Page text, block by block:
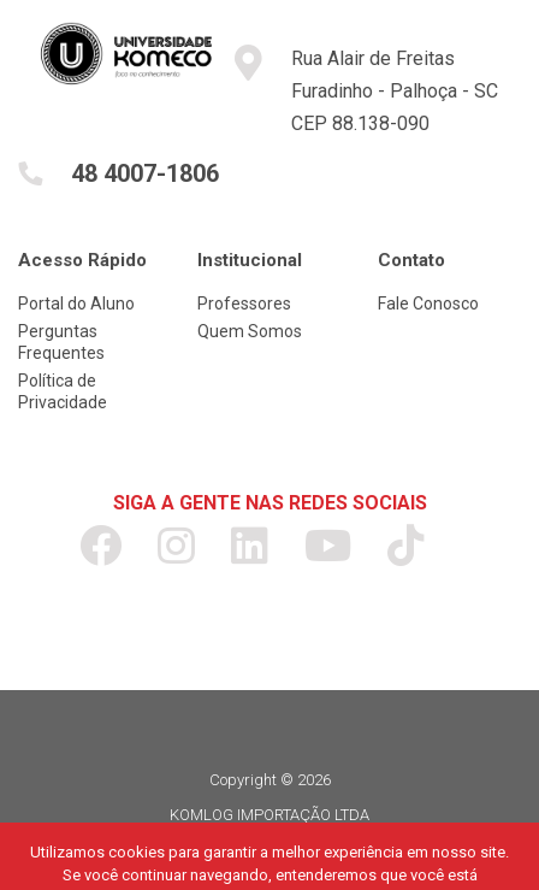
Rua Alair de Freitas
Furadinho - Palhoça - SC
CEP 88.138-090
48 4007-1806
Acesso Rápido
Portal do Aluno
Perguntas
Frequentes
Política de
Privacidade
Institucional
Professores
Quem Somos
Contato
Fale Conosco
SIGA A GENTE NAS REDES SOCIAIS
Copyright © 2026
KOMLOG IMPORTAÇÃO LTDA
CNPJ 06.114.935/0015-80
Todos os direitos reservados
Utilizamos cookies para garantir a melhor experiência em nosso site.
Se você continuar navegando, entenderemos que você está